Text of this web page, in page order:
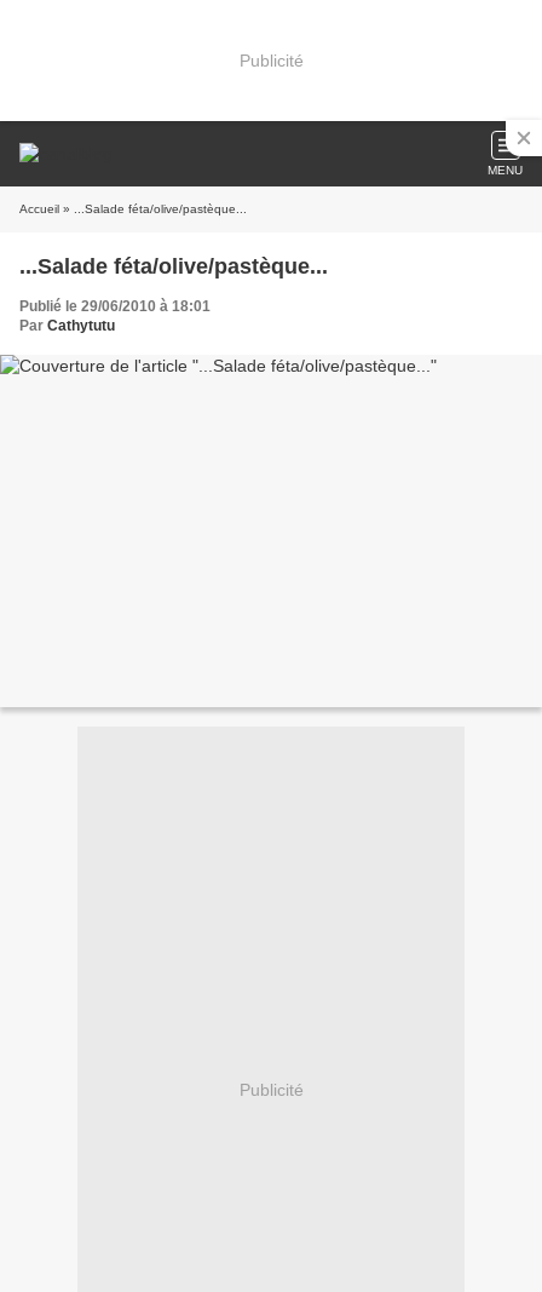
Publicité
MENU
Accueil » ...Salade féta/olive/pastèque...
...Salade féta/olive/pastèque...
Publié le 29/06/2010 à 18:01
Par Cathytutu
Publicité